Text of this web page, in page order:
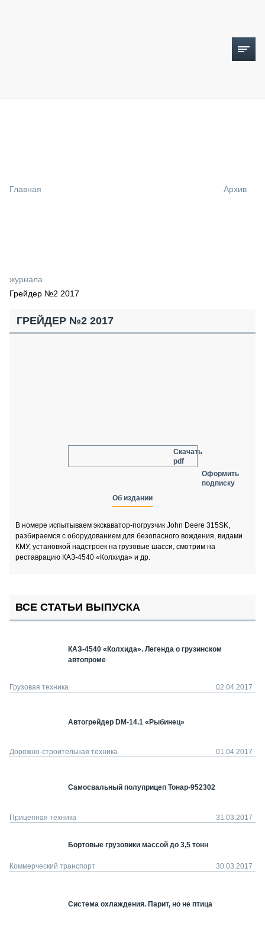
СПЕЦПРОЕКТЫ
СТАТЬИ ПО КАТЕГОРИЯМ ТЕХНИКИ
Главная Архив
журнала
Грейдер №2 2017
ГРЕЙДЕР №2 2017
В номере испытываем экскаватор-погрузчик John Deere 315SK,
разбираемся с оборудованием для безопасного вождения, видами
КМУ, установкой надстроек на грузовые шасси, смотрим на
реставрацию КАЗ-4540 «Колхида» и др.
Скачать
pdf
Оформить
подписку
Об издании
ВСЕ СТАТЬИ ВЫПУСКА
КАЗ-4540 «Колхида». Легенда о грузинском
автопроме
Грузовая техника 02.04.2017
Автогрейдер DM-14.1 «Рыбинец»
Дорожно-строительная техника 01.04.2017
Самосвальный полуприцеп Тонар-952302
Прицепная техника 31.03.2017
Бортовые грузовики массой до 3,5 тонн
Коммерческий транспорт 30.03.2017
Система охлаждения. Парит, но не птица